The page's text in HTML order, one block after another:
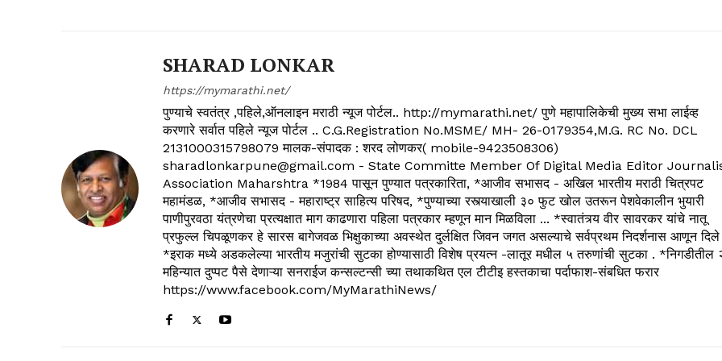
SHARAD LONKAR
https://mymarathi.net/
पुण्याचे स्वतंत्र ,पहिले,ऑनलाइन मराठी न्यूज पोर्टल.. http://mymarathi.net/ पुणे महापालिकेची मुख्य सभा लाईव्ह
करणारे सर्वात पहिले न्यूज पोर्टल .. C.G.Registration No.MSME/ MH- 26-0179354,M.G. RC No. DCL
2131000315798079 मालक-संपादक : शरद लोणकर( mobile-9423508306)
sharadlonkarpune@gmail.com - State Committe Member Of Digital Media Editor
Association Maharshtra *1984 पासून पुण्यात पत्रकारिता, *आजीव सभासद - अखिल भारतीय मराठी चित्रपट
महामंडळ, *आजीव सभासद - महाराष्ट्र साहित्य परिषद, *पुण्याच्या रस्त्याखाली ३० फुट खोल उतरून पेशवेकालीन भुयारी
पाणीपुरवठा यंत्रणेचा प्रत्यक्षात माग काढणारा पहिला पत्रकार म्हणून मान मिळविला ... *स्वातंत्र्य वीर सावरकर यांचे नातू
प्रफुल्ल चिपळूणकर हे सारस बागेजवळ भिक्षुकाच्या अवस्थेत दुर्लक्षित जिवन जगत असल्याचे सर्वप्रथम निदर्शनास आणून दिले
*इराक मध्ये अडकलेल्या भारतीय मजुरांची सुटका होण्यासाठी विशेष प्रयत्न -लातूर मधील ५ तरुणांची सुटका . *निगडीतील
महिन्यात दुप्पट पैसे देणाऱ्या सनराईज कन्सल्टन्सी च्या तथाकथित एल टीटीइ हस्तकाचा पर्दाफाश-संबधित फरार
https://www.facebook.com/MyMarathiNews/